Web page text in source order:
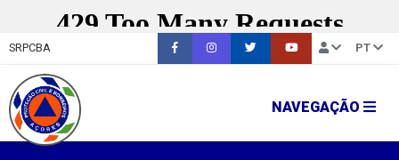
SRPCBA PT
NAVEGAÇÃO